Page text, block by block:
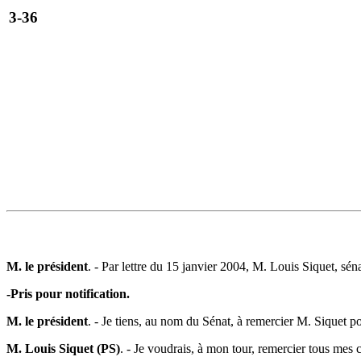
3-36
M. le président. - Par lettre du 15 janvier 2004, M. Louis Siquet,
-Pris pour notification.
M. le président. - Je tiens, au nom du Sénat, à remercier M. Siquet
M. Louis Siquet (PS). - Je voudrais, à mon tour, remercier tous